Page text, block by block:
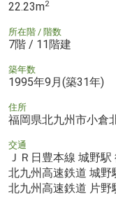
22.23m2
所在階 / 階数
7階 / 11階建
築年数
1995年9月(築31年)
住所
福岡県北九州市小倉
交通
ＪＲ日豊本線 城野駅
北九州高速鉄道 城野
北九州高速鉄道 片野